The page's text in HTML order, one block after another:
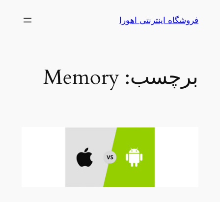
فروشگاه اینترنتی اهورا
برچسب: Memory